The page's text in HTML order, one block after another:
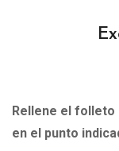
Rellene el folleto
en el punto